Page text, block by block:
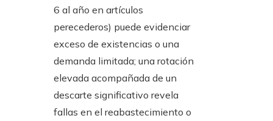
6 al año en artículos
perecederos) puede evidenciar
exceso de existencias o una
demanda limitada; una rotación
elevada acompañada de un
descarte significativo revela
fallas en el reabastecimiento o